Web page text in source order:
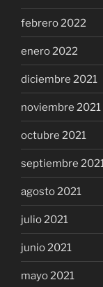
febrero 2022
enero 2022
diciembre 2021
noviembre 2021
octubre 2021
septiembre
agosto 2021
julio 2021
junio 2021
mayo 2021